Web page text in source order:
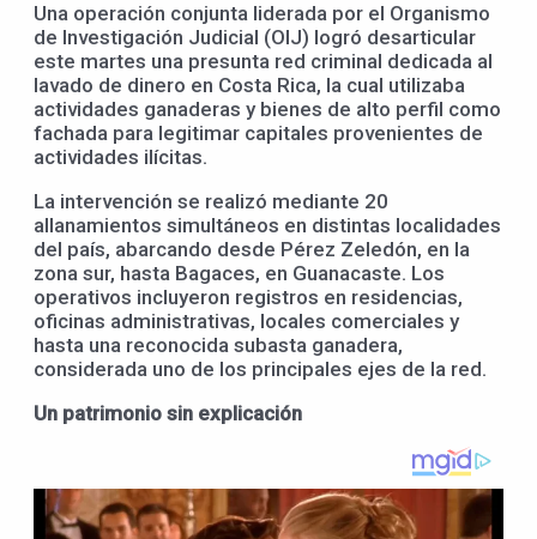
Una operación conjunta liderada por el Organismo
de Investigación Judicial (OIJ) logró desarticular
este martes una presunta red criminal dedicada al
lavado de dinero en Costa Rica, la cual utilizaba
actividades ganaderas y bienes de alto perfil como
fachada para legitimar capitales provenientes de
actividades ilícitas.
La intervención se realizó mediante 20
allanamientos simultáneos en distintas localidades
del país, abarcando desde Pérez Zeledón, en la
zona sur, hasta Bagaces, en Guanacaste. Los
operativos incluyeron registros en residencias,
oficinas administrativas, locales comerciales y
hasta una reconocida subasta ganadera,
considerada uno de los principales ejes de la red.
Un patrimonio sin explicación